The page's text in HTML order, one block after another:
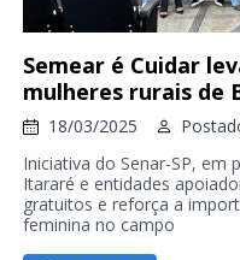
Semear é Cuidar
mulheres rurais de
18/03/2025
Iniciativa do Senar-SP, em
Itararé e entidades
gratuitos e reforça a
feminina no campo